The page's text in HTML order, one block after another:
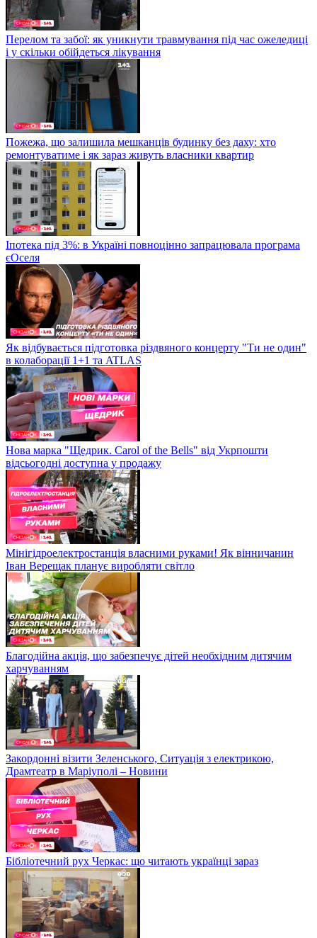
Перелом та забої: як уникнути травмування під час ожеледиці
і у скільки обійдеться лікування
Пожежа, що залишила мешканців будинку без даху: хто
ремонтуватиме і як зараз живуть власники квартир
Іпотека під 3%: в Україні повноцінно запрацювала програма
єОселя
Як відбувається підготовка різдвяного концерту "Ти не один"
в колаборації 1+1 та ATLAS
Нова марка "Щедрик. Carol of the Bells" від Укрпошти
відсьогодні доступна у продажу
Мінігідроелектростанція власними руками! Як вінничанин
Іван Верещак планує виробляти світло
Благодійна акція, що забезпечує дітей необхідним дитячим
харчуванням
Закордонні візити Зеленського, Ситуація з електрикою,
Драмтеатр в Маріуполі – Новини
Бібліотечний рух Черкас: що читають українці зараз